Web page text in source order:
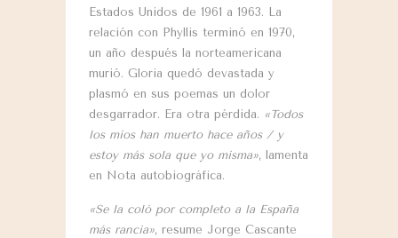
Estados Unidos de 1961 a 1963. La
relación con Phyllis terminó en 1970,
un año después la norteamericana
murió. Gloria quedó devastada y
plasmó en sus poemas un dolor
desgarrador. Era otra pérdida. «Todos
los míos han muerto hace años / y
estoy más sola que yo misma», lamenta
en Nota autobiográfica.
«Se la coló por completo a la España
más rancia», resume Jorge Cascante